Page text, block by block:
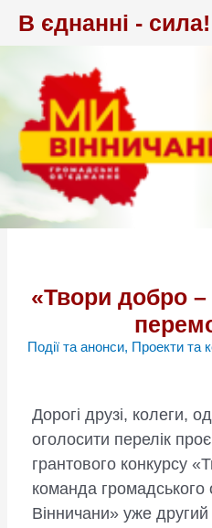
В єднанні - сила!
«Твори добро –
Події та анонси, Проекти та
Дорогі друзі, колеги,
оголосити перелік
грантового конкурсу
команда
Вінничани» уже другий